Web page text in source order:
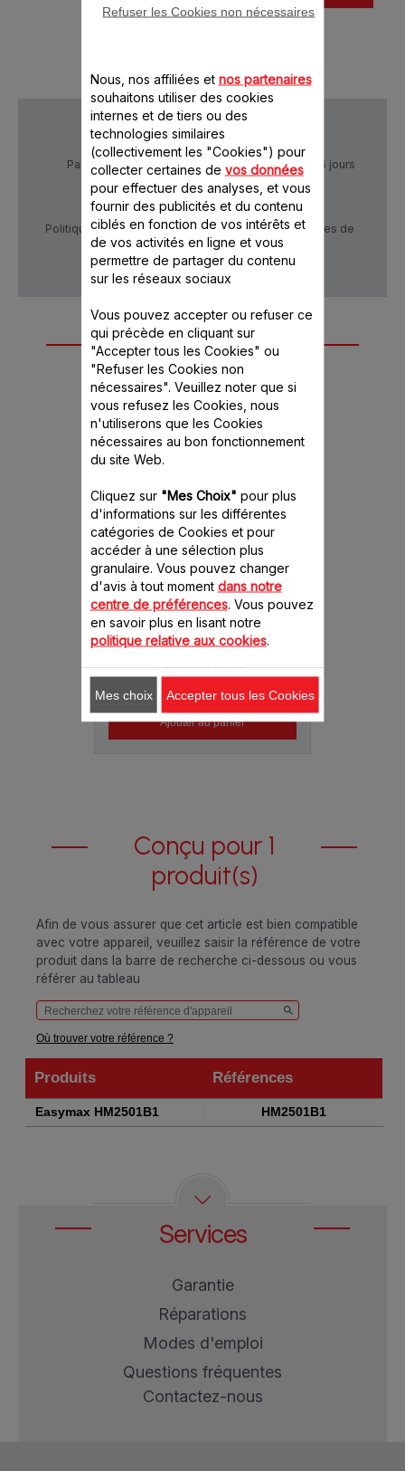
Paiement Sécurisé Livraison sous 5 à 6 jours
Politique de confidentialité
Conditions générales de
vente
Autre(s) accessoire(s)
recommandé(s)
Fouet à émulsionner
x2 SS-192401 (!
Attention compatibilité
!)
Des émulsions résussies
en un tour de main!
Stock disponible.
8.20 CHF
Ajouter au panier
Conçu pour 1
produit(s)
Afin de vous assurer que cet article est bien compatible
avec votre appareil, veuillez saisir la référence de votre
produit dans la barre de recherche ci-dessous ou vous
référer au tableau
Où trouver votre référence ?
Produits
Références
Produits
Références
Easymax HM2501B1 HM2501B1
Services
Garantie
Réparations
Modes d'emploi
Questions fréquentes
Contactez-nous
Nous, nos affiliées et nos partenaires
souhaitons utiliser des cookies
internes et de tiers ou des
technologies similaires
(collectivement les "Cookies") pour
collecter certaines de vos données
pour effectuer des analyses, et vous
fournir des publicités et du contenu
ciblés en fonction de vos intérêts et
de vos activités en ligne et vous
permettre de partager du contenu
sur les réseaux sociaux
Vous pouvez accepter ou refuser ce
qui précède en cliquant sur
"Accepter tous les Cookies" ou
"Refuser les Cookies non
nécessaires". Veuillez noter que si
vous refusez les Cookies, nous
n'utiliserons que les Cookies
nécessaires au bon fonctionnement
du site Web.
Cliquez sur "Mes Choix" pour plus
d'informations sur les différentes
catégories de Cookies et pour
accéder à une sélection plus
granulaire. Vous pouvez changer
d'avis à tout moment dans notre
centre de préférences. Vous pouvez
en savoir plus en lisant notre
politique relative aux cookies.
Refuser les Cookies non nécessaires
Mes choix Accepter tous les Cookies